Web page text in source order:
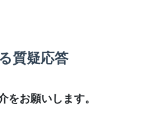
質疑応答
をお願いします。